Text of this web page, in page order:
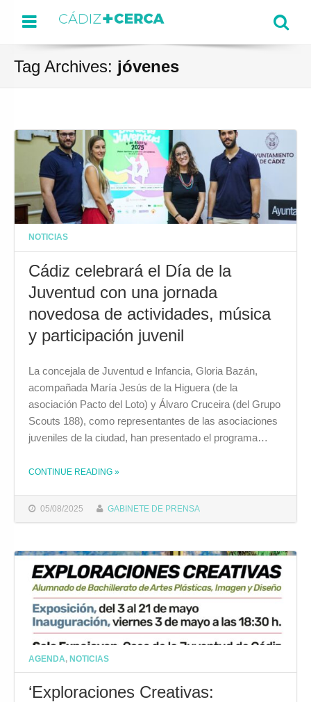
Menu
Tag Archives: jóvenes
NOTICIAS
Cádiz celebrará el Día de la
Juventud con una jornada
novedosa de actividades, música
y participación juvenil
05/08/2025 GABINETE DE PRENSA
La concejala de Juventud e Infancia, Gloria Bazán,
acompañada María Jesús de la Higuera (de la
asociación Pacto del Loto) y Álvaro Cruceira (del Grupo
Scouts 188), como representantes de las asociaciones
juveniles de la ciudad, han presentado el programa…
CONTINUE READING THE "CÁDIZ CELEBRARÁ EL DÍA DE LA JUVENTUD CON UNA JORNADA NOVEDOSA DE ACTIVIDADES, MÚSICA Y PARTICIPACIÓN JUVENIL"
»
AGENDA, NOTICIAS
‘Exploraciones Creativas: